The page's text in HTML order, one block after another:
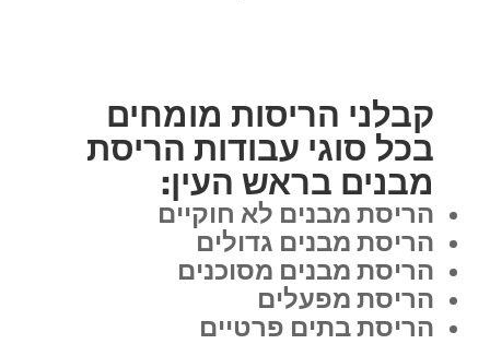
קבלני הריסות מומחים
בכל סוגי עבודות הריסת
מבנים בראש העין:
הריסת מבנים לא חוקיים
הריסת מבנים גדולים
הריסת מבנים מסוכנים
הריסת מפעלים
הריסת בתים פרטיים